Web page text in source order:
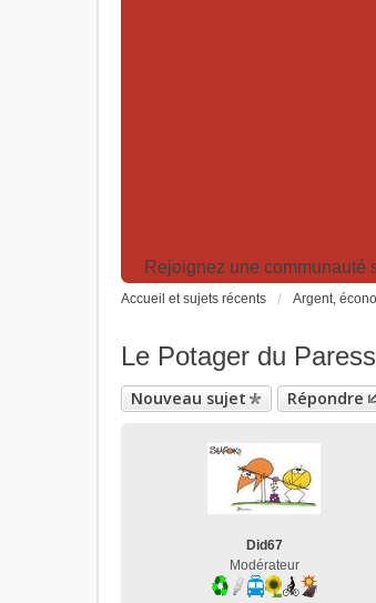
Rejoignez une
Accueil et sujets récents Argent,
Le Potager du
Nouveau sujet Répondre
Did67
Modérateur